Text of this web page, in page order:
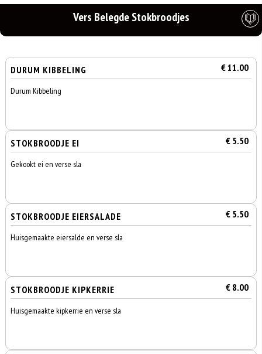
Vers Belegde Stokbroodjes
DURUM KIBBELING € 11.00
Durum Kibbeling
STOKBROODJE EI € 5.50
Gekookt ei en verse sla
STOKBROODJE EIERSALADE € 5.50
Huisgemaakte eiersalde en verse sla
STOKBROODJE KIPKERRIE € 8.00
Huisgemaakte kipkerrie en verse sla